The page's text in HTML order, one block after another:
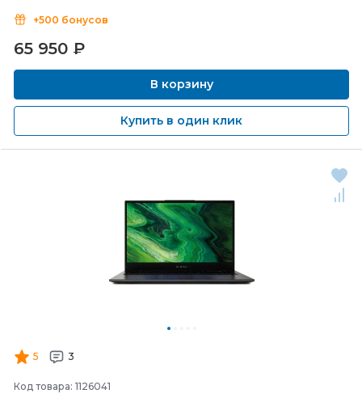
+500 бонусов
65 950 ₽
В корзину
Купить в один клик
5 3
Код товара: 1126041